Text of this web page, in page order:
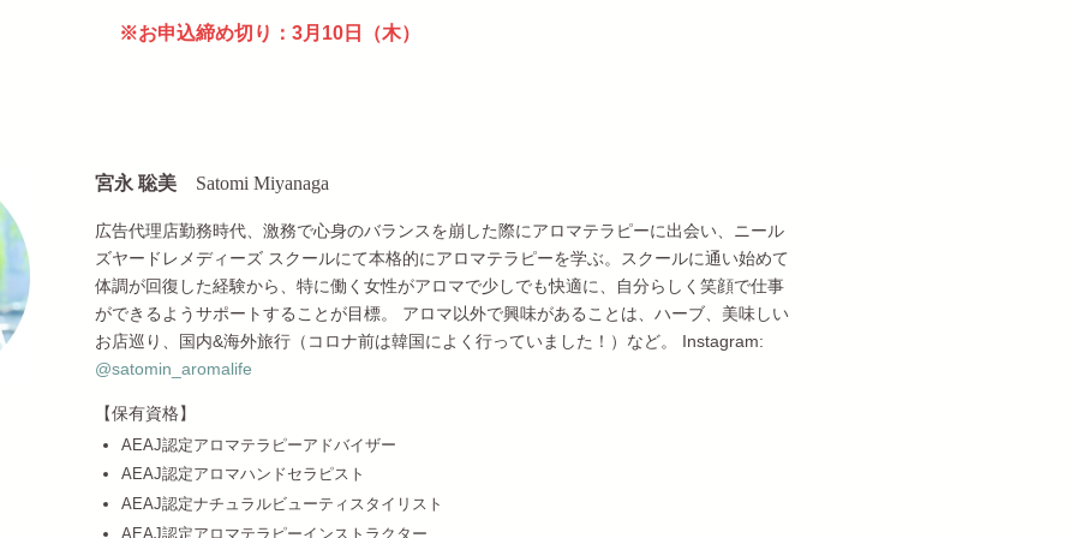
※お申込締め切り：3月10日（木）
宮永 聡美 Satomi Miyanaga
広告代理店勤務時代、激務で心身のバランスを崩した際にアロマテラピーに出会い、ニール
ズヤードレメディーズ スクールにて本格的にアロマテラピーを学ぶ。スクールに通い始めて
体調が回復した経験から、特に働く女性がアロマで少しでも快適に、自分らしく笑顔で仕事
ができるようサポートすることが目標。 アロマ以外で興味があることは、ハーブ、美味しい
お店巡り、国内&海外旅行（コロナ前は韓国によく行っていました！）など。 Instagram:
@satomin_aromalife
【保有資格】
AEAJ認定アロマテラピーアドバイザー
AEAJ認定アロマハンドセラピスト
AEAJ認定ナチュラルビューティスタイリスト
AEAJ認定アロマテラピーインストラクター